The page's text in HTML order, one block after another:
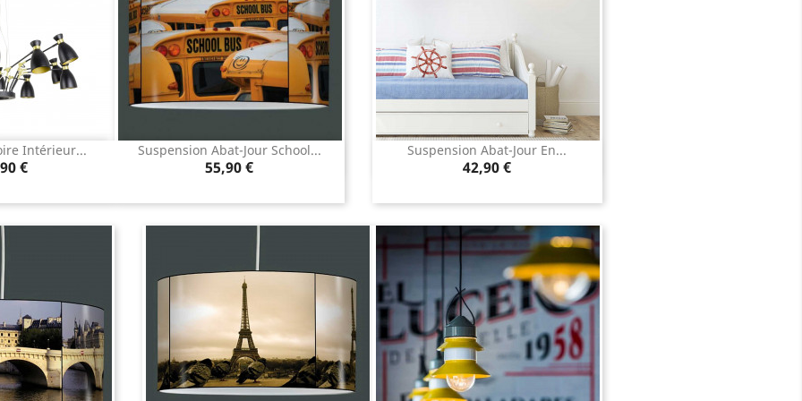
Intérieur...
€
rapide Suspension Abat-Jour School...
Prix
55,90 €
Aperçu rapide Suspension Abat-Jour En...
Prix
42,90 €
Aperçu rapide